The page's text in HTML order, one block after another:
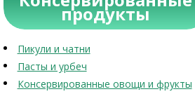
продукты
Пикули и чатни
Пасты и урбеч
Консервированные овощи и фрукты